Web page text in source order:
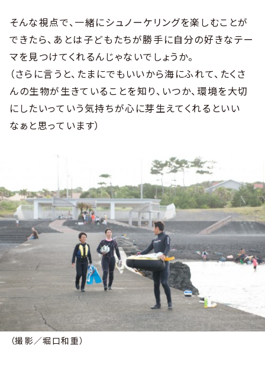
そんな視点で、一緒にシュノーケリングを楽しむことが
できたら、あとは子どもたちが勝手に自分の好きなテー
マを見つけてくれるんじゃないでしょうか。
（さらに言うと、たまにでもいいから海にふれて、たくさ
んの生物が生きていることを知り、いつか、環境を大切
にしたいっていう気持ちが心に芽生えてくれるといい
なぁと思っています）
（撮影／堀口和重）